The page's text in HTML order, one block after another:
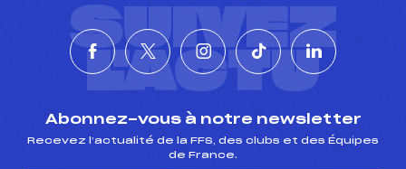
SUIVEZ
L'ACTU
Abonnez-vous à notre newsletter
Recevez l’actualité de la FFS, des clubs et des Équipes
de France.